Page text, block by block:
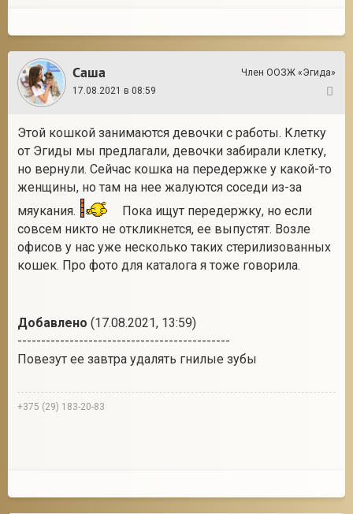
Саша
Член ООЗЖ «Эгида»
17.08.2021 в 08:59
Этой кошкой занимаются девочки с работы. Клетку
от Эгиды мы предлагали, девочки забирали клетку,
но вернули. Сейчас кошка на передержке у какой-то
женщины, но там на нее жалуются соседи из-за
мяукания.
Пока ищут передержку, но если
совсем никто не откликнется, ее выпустят. Возле
офисов у нас уже несколько таких стерилизованных
кошек. Про фото для каталога я тоже говорила.
Добавлено (17.08.2021, 13:59)
---------------------------------------------
Повезут ее завтра удалять гнилые зубы
+375 (29) 183-20-83